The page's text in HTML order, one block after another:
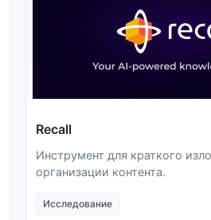
Recall
Инструмент для краткого
организации контента.
Исследование